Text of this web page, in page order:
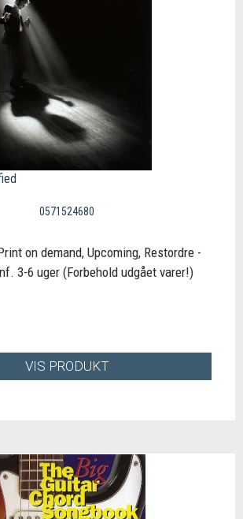
0571524680
on demand, Upcoming, Restordre -
3-6 uger (Forbehold udgået varer!)
VIS PRODUKT